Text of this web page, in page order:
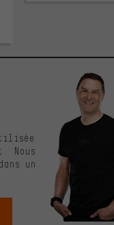
Nous
un